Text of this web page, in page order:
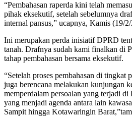
“Pembahasan raperda kini telah
pihak eksekutif, setelah sebelumnya
internal pansus,” ucapnya, Kamis (19/
Ini merupakan perda inisiatif DPRD
tanah. Drafnya sudah kami finalkan di
tahap pembahasan bersama eksekutif.
“Setelah proses pembahasan di tingkat
juga berencana melakukan kunjungan
memperdalam persoalan yang terjadi
yang menjadi agenda antara lain
Sampit hingga Kotawaringin